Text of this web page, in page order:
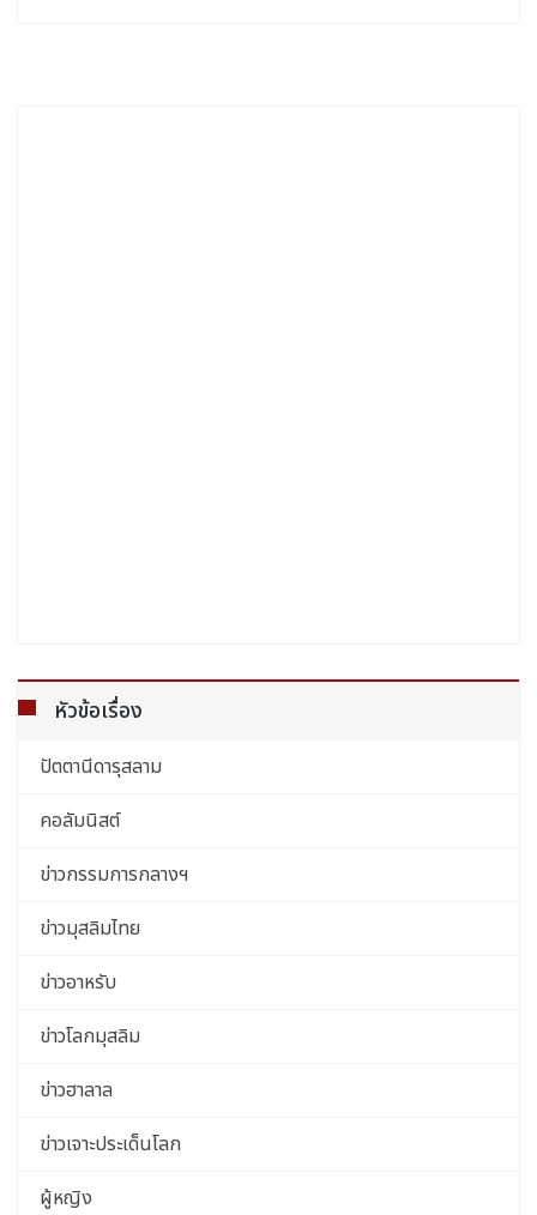
หัวข้อเรื่อง
ปัตตานีดารุสลาม
คอลัมนิสต์
ข่าวกรรมการกลางฯ
ข่าวมุสลิมไทย
ข่าวอาหรับ
ข่าวโลกมุสลิม
ข่าวฮาลาล
ข่าวเจาะประเด็นโลก
ผู้หญิง